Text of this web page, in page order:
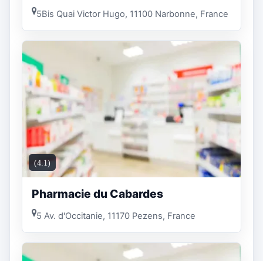
5Bis Quai Victor Hugo, 11100 Narbonne, France
(4.1)
Pharmacie du Cabardes
5 Av. d'Occitanie, 11170 Pezens, France